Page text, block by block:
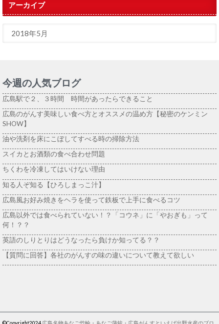
アーカイブ
今週の人気ブログ
広島駅で２、３時間 時間があったらできること
広島のがんす美味しい食べ方とオススメの温め方【秘密のケンミン
SHOW】
油や洗剤を床にこぼしてすべる時の掃除方法
スイカとお酒類の食べ合わせ問題
ちくわを冷凍してはいけない理由
知る人ぞ知る【ひろしまっこ汁】
広島風お好み焼きをヘラを使って鉄板で上手に食べるコツ
広島以外では食べられていない！？「コウネ」に「やおぎも」って
何！？？
英語のしりとりはどうなったら負けか知ってる？？
【質問に回答】各社のがんすの味の違いについて教えて欲しい